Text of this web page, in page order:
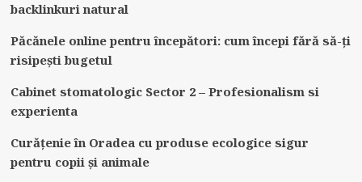
backlinkuri natural
Păcănele online pentru începători: cum începi fără să-ți
risipești bugetul
Cabinet stomatologic Sector 2 – Profesionalism si
experienta
Curățenie în Oradea cu produse ecologice sigur
pentru copii și animale